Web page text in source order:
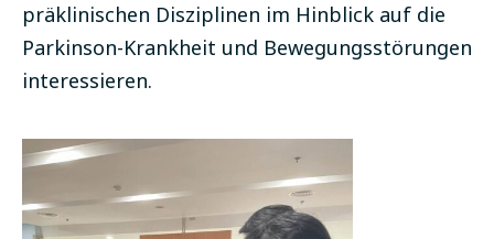
präklinischen Disziplinen im Hinblick auf die
Parkinson-Krankheit und Bewegungsstörungen
interessieren.